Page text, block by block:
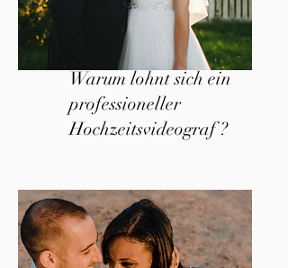
Warum lohnt sich ein
professioneller
Hochzeitsvideograf ?